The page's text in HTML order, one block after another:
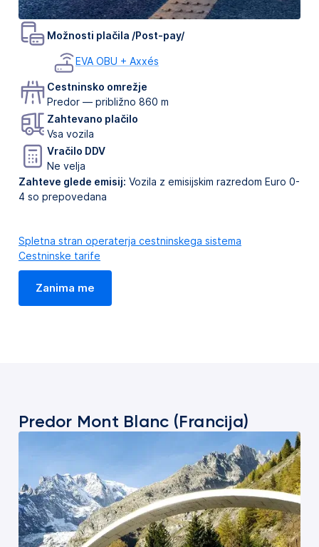
Možnosti plačila /Post-pay/
EVA OBU + Axxés
Cestninsko omrežje
Predor — približno 860 m
Zahtevano plačilo
Vsa vozila
Vračilo DDV
Ne velja
Zahteve glede emisij: Vozila z emisijskim razredom Euro 0-
4 so prepovedana
Spletna stran operaterja cestninskega sistema
Cestninske tarife
Zanima me
Predor Mont Blanc (Francija)